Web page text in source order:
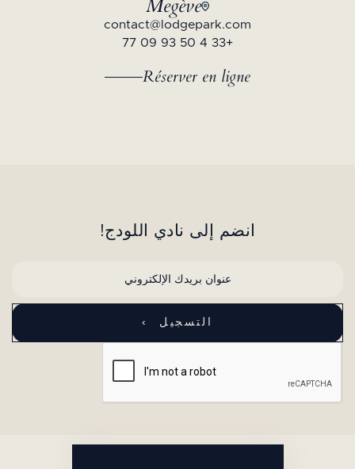
Megève
contact@lodgepark.com
+33 4 50 93 09 77
Réserver en ligne
انضم إلى نادي اللودج!